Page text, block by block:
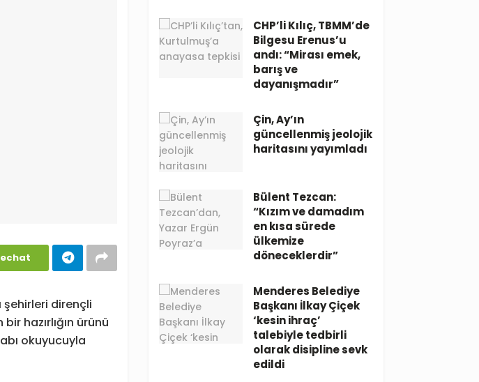
şehirleri dirençli
hazırlığın ürünü
okuyucuyla
CHP’li Kılıç, TBMM’de
Bilgesu Erenus’u
andı: “Mirası emek,
barış ve
dayanışmadır”
Çin, Ay’ın
güncellenmiş jeolojik
haritasını yayımladı
Bülent Tezcan:
“Kızım ve damadım
en kısa sürede
ülkemize
döneceklerdir”
Menderes Belediye
Başkanı İlkay Çiçek
‘kesin ihraç’
talebiyle tedbirli
olarak disipline sevk
edildi